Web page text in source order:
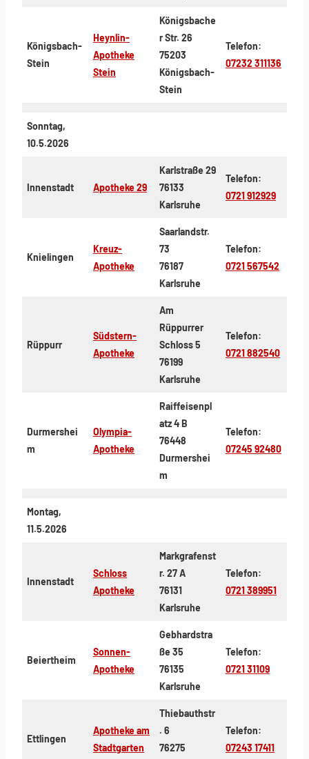
Königsbach-
Stein
Heynlin-
Apotheke
Stein
Königsbache
r Str. 26
75203
Königsbach-
Stein
Telefon:
07232 311136
Sonntag,
10.5.2026
Innenstadt Apotheke 29
Karlstraße 29
76133
Karlsruhe
Telefon:
0721 912929
Knielingen
Kreuz-
Apotheke
Saarlandstr.
73
76187
Karlsruhe
Telefon:
0721 567542
Rüppurr
Südstern-
Apotheke
Am
Rüppurrer
Schloss 5
76199
Karlsruhe
Telefon:
0721 882540
Durmershei
m
Olympia-
Apotheke
Raiffeisenpl
atz 4 B
76448
Durmershei
m
Telefon:
07245 92480
Montag,
11.5.2026
Innenstadt
Schloss
Apotheke
Markgrafenst
r. 27 A
76131
Karlsruhe
Telefon:
0721 389951
Beiertheim
Sonnen-
Apotheke
Gebhardstra
ße 35
76135
Karlsruhe
Telefon:
0721 31109
Ettlingen
Apotheke am
Stadtgarten
Thiebauthstr
. 6
76275
Telefon:
07243 17411